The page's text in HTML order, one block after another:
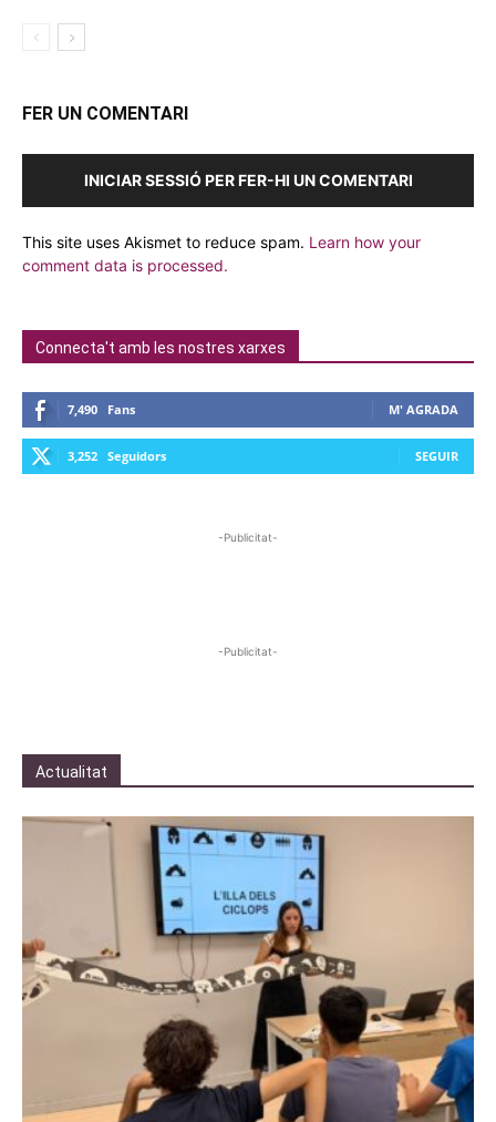
FER UN COMENTARI
INICIAR SESSIÓ PER FER-HI UN COMENTARI
This site uses Akismet to reduce spam. Learn how your
comment data is processed.
Connecta't amb les nostres xarxes
7,490 Fans M' AGRADA
3,252 Seguidors SEGUIR
-Publicitat-
-Publicitat-
Actualitat